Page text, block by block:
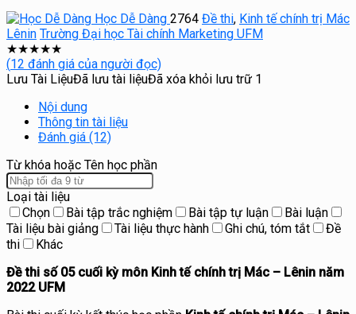
Học Dễ Dàng 2764 Đề thi, Kinh tế chính trị Mác
Lênin Trường Đại học Tài chính Marketing UFM
★★★★★
(12 đánh giá của người đọc)
Lưu Tài LiệuĐã lưu tài liệuĐã xóa khỏi lưu trữ 1
Nội dung
Thông tin tài liệu
Đánh giá (12)
Từ khóa hoặc Tên học phần
Loại tài liệu
Chọn
Bài tập trắc nghiệm Bài tập tự luận
Bài luận
Tài liệu bài giảng
Tài liệu thực hành Ghi chú, tóm tắt
Đề
thi
Khác
Đề thi số 05 cuối kỳ môn Kinh tế chính trị Mác – Lênin năm
2022 UFM